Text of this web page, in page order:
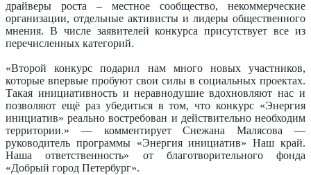
драйверы роста – местное сообщество, некоммерческие
организации, отдельные активисты и лидеры общественного
мнения. В числе заявителей конкурса присутствует все из
перечисленных категорий.
«Второй конкурс подарил нам много новых участников,
которые впервые пробуют свои силы в социальных проектах.
Такая инициативность и неравнодушие вдохновляют нас и
позволяют ещё раз убедиться в том, что конкурс «Энергия
инициатив» реально востребован и действительно необходим
территории.» — комментирует Снежана Малясова —
руководитель программы «Энергия инициатив» Наш край.
Наша ответственность» от благотворительного фонда
«Добрый город Петербург».